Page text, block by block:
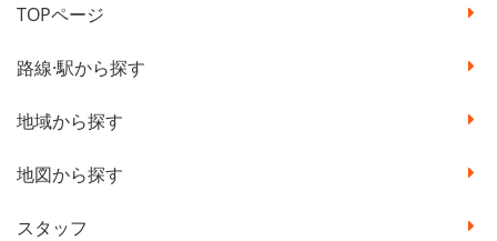
TOPページ
路線·駅から探す
地域から探す
地図から探す
スタッフ